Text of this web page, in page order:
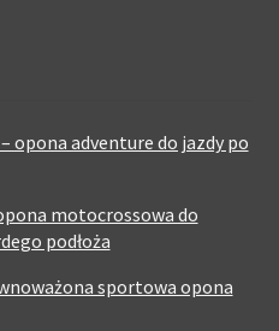
opona adventure do jazdy po
motocrossowa do
podłoża
sportowa opona